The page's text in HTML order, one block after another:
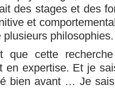
des stages et des
et
philosophies.
que cette
en expertise. Et je
bien avant … Je sais